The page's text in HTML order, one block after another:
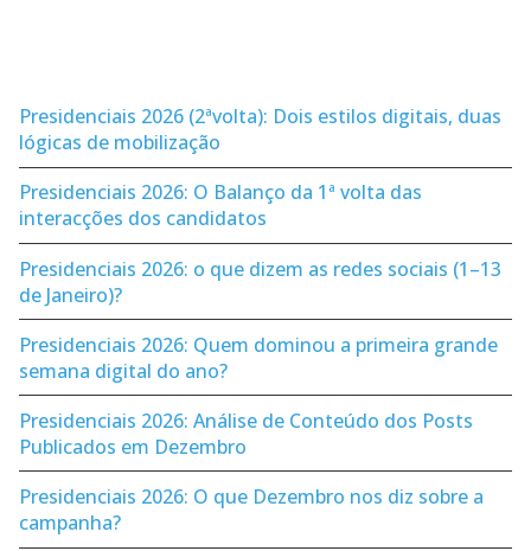
Presidenciais 2026 (2ªvolta): Dois estilos digitais, duas
lógicas de mobilização
Presidenciais 2026: O Balanço da 1ª volta das
interacções dos candidatos
Presidenciais 2026: o que dizem as redes sociais (1–13
de Janeiro)?
Presidenciais 2026: Quem dominou a primeira grande
semana digital do ano?
Presidenciais 2026: Análise de Conteúdo dos Posts
Publicados em Dezembro
Presidenciais 2026: O que Dezembro nos diz sobre a
campanha?